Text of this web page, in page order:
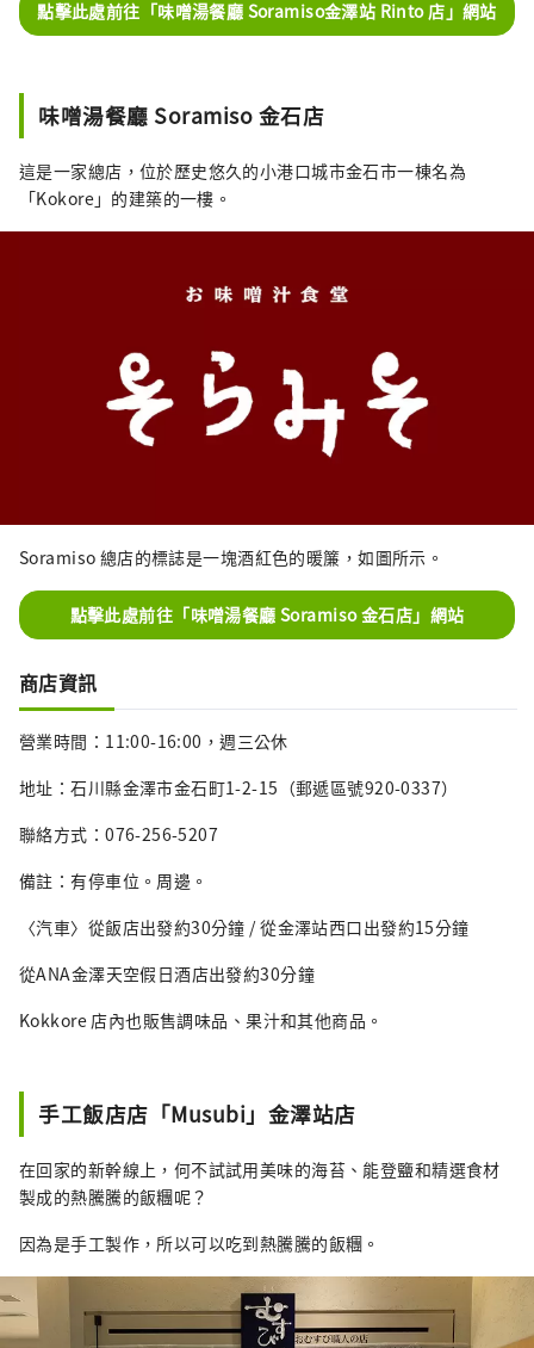
點擊此處前往「味噌湯餐廳 Soramiso金澤站 Rinto 店」網站
味噌湯餐廳 Soramiso 金石店
這是一家總店，位於歷史悠久的小港口城市金石市一棟名為
「Kokore」的建築的一樓。
Soramiso 總店的標誌是一塊酒紅色的暖簾，如圖所示。
點擊此處前往「味噌湯餐廳 Soramiso 金石店」網站
商店資訊
營業時間：11:00-16:00，週三公休
地址：石川縣金澤市金石町1-2-15（郵遞區號920-0337）
聯絡方式：076-256-5207
備註：有停車位。周邊。
〈汽車〉從飯店出發約30分鐘 / 從金澤站西口出發約15分鐘
從ANA金澤天空假日酒店出發約30分鐘
Kokkore 店內也販售調味品、果汁和其他商品。
手工飯店店「Musubi」金澤站店
在回家的新幹線上，何不試試用美味的海苔、能登鹽和精選食材
製成的熱騰騰的飯糰呢？
因為是手工製作，所以可以吃到熱騰騰的飯糰。